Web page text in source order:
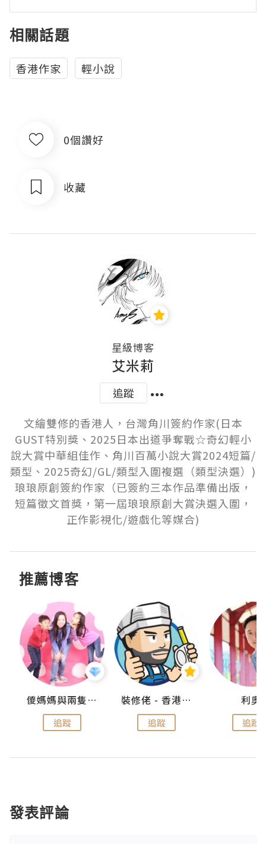
相關話題
香港作家 輕小說
0個讚好
收藏
星級博客
艾米莉
追蹤
文繪雙修的香港人，台灣角川簽約作家(日本
GUST特別獎、2025日本出道爭奪戰☆奇幻輕小
說大賞中華組佳作、角川百萬小說大賞2024短篇/
類型、2025奇幻/GL/類型入圍複選（類型決選）)
琅琅原創簽約作家（已簽約三本作品準備出版，
短篇徵文首獎，第一屆琅琅原創大賞決選入圍，
正作影視化/遊戲化等媒合)
推薦博客
儍媽媽與兩隻小魔怪之家
追蹤
裝修佬 - 香港一站式網上裝修平台
追蹤
利奧
追蹤
發表評論